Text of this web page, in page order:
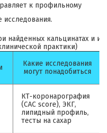
к профильному
исследования.
найденных кальцинатах и
практики)
Какие исследования
могут понадобиться
КТ-коронарография
(CAC score), ЭКГ,
липидный профиль,
тесты на сахар